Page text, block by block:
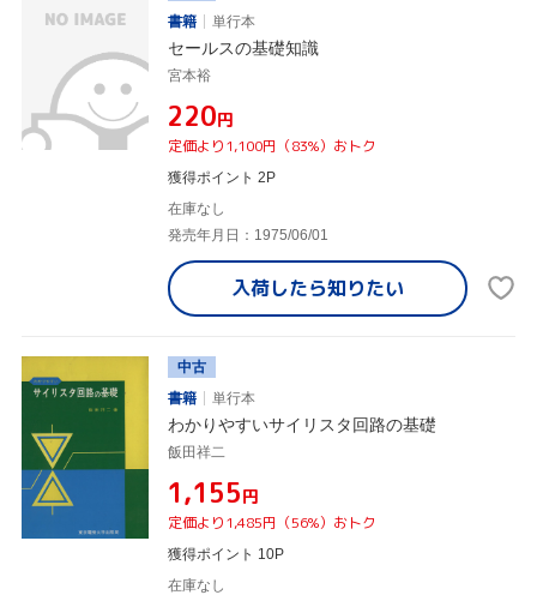
書籍
単行本
セールスの基礎知識
宮本裕
¥220円
定価より1,100円（83%）おトク
獲得ポイント 2P
在庫なし
発売年月日：1975/06/01
入荷したら知りたい
中古
書籍
単行本
わかりやすいサイリスタ回路の基礎
飯田祥二
¥1,155円
定価より1,485円（56%）おトク
獲得ポイント 10P
在庫なし